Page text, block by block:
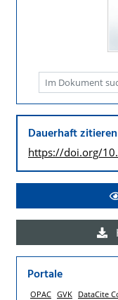
Dauerhaft zitieren
https://doi.org/
Portale
OPAC GVK DataCite